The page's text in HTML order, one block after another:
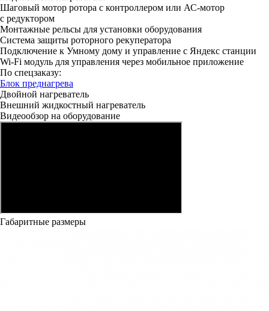
Шаговый мотор ротора с контроллером или АС-мотор
с редуктором
Монтажные рельсы для установки оборудования
Система защиты роторного рекуператора
Подключение к Умному дому и управление с Яндекс станции
Wi-Fi модуль для управления через мобильное приложение
По спецзаказу:
Блок преднагрева
Двойной нагреватель
Внешний жидкостный нагреватель
Видеообзор на оборудование
Габаритные размеры